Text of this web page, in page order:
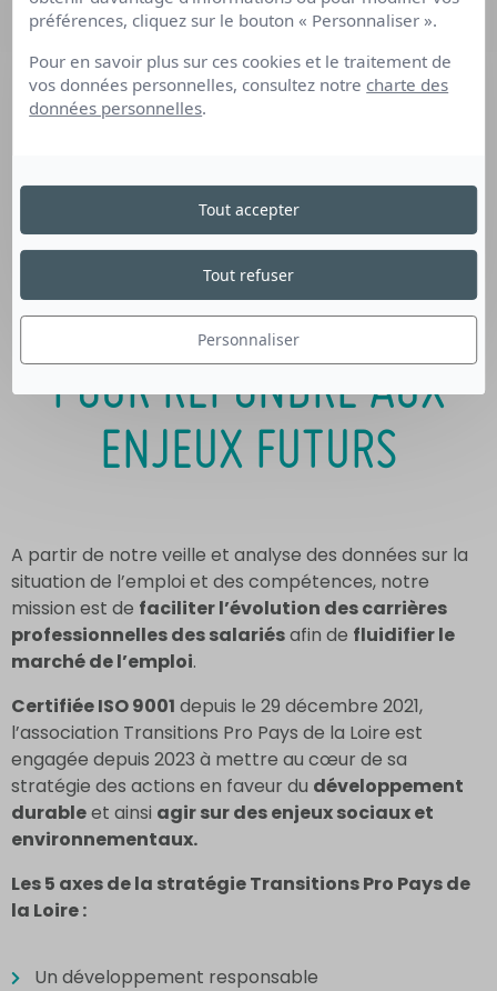
Possibilité de réaliser des actions de formation
tout ou partie à distance
Optimisationdes calendriers de formation
TRANSITIONS PRO PAYS
DE LA LOIRE SE MOBILISE
POUR RÉPONDRE AUX
ENJEUX FUTURS
A partir de notre veille et analyse des données sur la
situation de l’emploi et des compétences, notre
mission est de faciliter l’évolution des carrières
professionnelles des salariésafin de fluidifier le
marché de l’emploi.
Certifiée ISO 9001 depuis le 29 décembre 2021,
l’association Transitions Pro Pays de la Loire est
engagée depuis 2023 à mettre au cœur de sa
stratégie des actions en faveur du développement
durableet ainsi agir sur des enjeux sociaux et
environnementaux.
Les 5 axes de la stratégie Transitions Pro Pays de
la Loire :
Un développement responsable
préférences, cliquez sur le bouton « Personnaliser ».
Pour en savoir plus sur ces cookies et le traitement de
vos données personnelles, consultez notre charte des
données personnelles.
Personnaliser
Tout refuser
Tout accepter